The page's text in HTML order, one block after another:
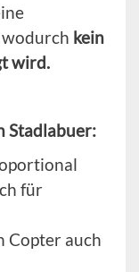
wodurch kein
wird.
Stadlabuer:
für
Copter auch